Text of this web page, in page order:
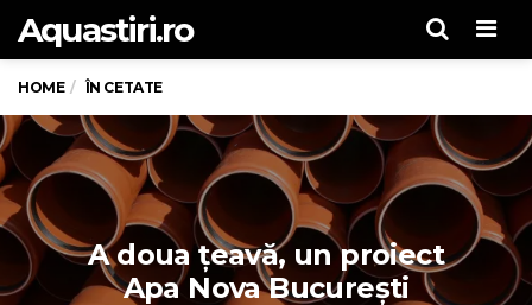
Aquastiri.ro
HOME ÎN CETATE
A doua țeavă, un proiect
Apa Nova București